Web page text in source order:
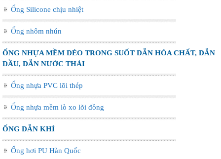
Ống Silicone chịu nhiệt
Ống nhôm nhún
ỐNG NHỰA MỀM DẺO TRONG SUỐT DẪN HÓA CHẤT, DẪN
DẦU, DẪN NƯỚC THẢI
Ống nhựa PVC lõi thép
Ống nhựa mềm lò xo lõi đồng
ỐNG DẪN KHÍ
Ống hơi PU Hàn Quốc